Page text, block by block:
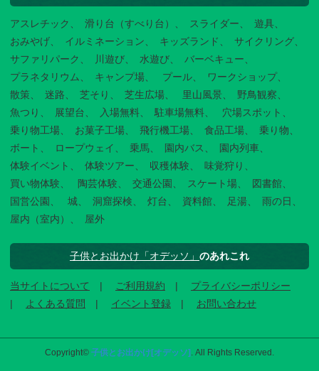
アスレチック 滑り台（すべり台） スライダー
遊具
おみやげ
イルミネーション キッズランド
サイクリング
サファリパーク
川遊び 水遊び
バーベキュー
プラネタリウム
キャンプ場 プール
ワークショップ
散策
迷路 芝そり 芝生広場 里山風景
野鳥観察
魚つり
展望台 入場無料 駐車場無料
穴場スポット
乗り物工場
お菓子工場 飛行機工場 食品工場
乗り物
ボート
ロープウェイ 乗馬 園内バス
園内列車
体験イベント
体験ツアー 収穫体験
味覚狩り
買い物体験
陶芸体験 交通公園 スケート場
図書館
国営公園
城 洞窟探検 灯台 資料館 足湯
雨の日
屋内（室内）
屋外
子供とお出かけ「オデッソ」 のあれこれ
当サイトについて ご利用規約
プライバシーポリシー
よくある質問
イベント登録 お問い合わせ
Copyright© 子供とお出かけ[オデッソ] . All Rights Reserved.